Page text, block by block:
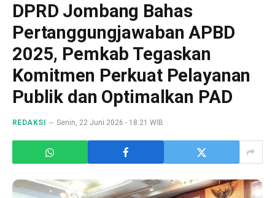
DPRD Jombang Bahas
Pertanggungjawaban APBD
2025, Pemkab Tegaskan
Komitmen Perkuat Pelayanan
Publik dan Optimalkan PAD
REDAKSI Senin, 22 Juni 2026 - 18:21 WIB